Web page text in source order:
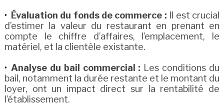
Évaluation du fonds de commerce : Il est crucial
d’estimer la valeur du restaurant en prenant en
compte le chiffre d’affaires, l’emplacement, le
matériel, et la clientèle existante.
Analyse du bail commercial : Les conditions du
bail, notamment la durée restante et le montant du
loyer, ont un impact direct sur la rentabilité de
l’établissement.